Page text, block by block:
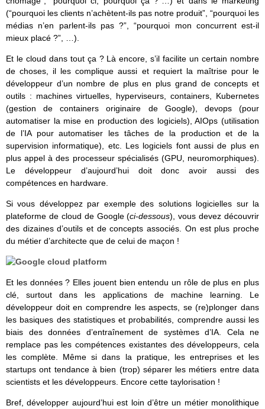
(“pourquoi les clients n’achètent-ils pas notre produit”, “pourquoi les
médias n’en parlent-ils pas ?”, “pourquoi mon concurrent est-il
mieux placé ?”, …).
Et le cloud dans tout ça ? Là encore, s’il facilite un certain nombre
de choses, il les complique aussi et requiert la maîtrise pour le
développeur d’un nombre de plus en plus grand de concepts et
outils : machines virtuelles, hyperviseurs, containers, Kubernetes
(gestion de containers originaire de Google), devops (pour
automatiser la mise en production des logiciels), AIOps (utilisation
de l’IA pour automatiser les tâches de la production et de la
supervision informatique), etc. Les logiciels font aussi de plus en
plus appel à des processeur spécialisés (GPU, neuromorphiques).
Le développeur d’aujourd’hui doit donc avoir aussi des
compétences en hardware.
Si vous développez par exemple des solutions logicielles sur la
plateforme de cloud de Google (ci-dessous), vous devez découvrir
des dizaines d’outils et de concepts associés. On est plus proche
du métier d’architecte que de celui de maçon !
Et les données ? Elles jouent bien entendu un rôle de plus en plus
clé, surtout dans les applications de machine learning. Le
développeur doit en comprendre les aspects, se (re)plonger dans
les basiques des statistiques et probabilités, comprendre aussi les
biais des données d’entraînement de systèmes d’IA. Cela ne
remplace pas les compétences existantes des développeurs, cela
les complète. Même si dans la pratique, les entreprises et les
startups ont tendance à bien (trop) séparer les métiers entre data
scientists et les développeurs. Encore cette taylorisation !
Bref, développer aujourd’hui est loin d’être un métier monolithique